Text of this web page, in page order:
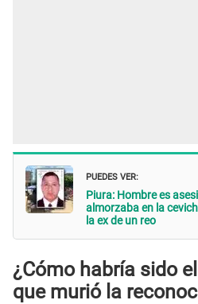
PUEDES VER:
Piura: Hombre es
almorzaba en la
la ex de un reo
¿Cómo habría sido
que murió la